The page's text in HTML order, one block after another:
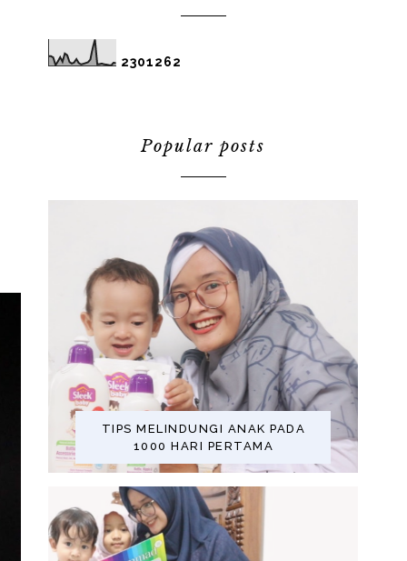
2301262
Popular posts
TIPS MELINDUNGI ANAK PADA
1000 HARI PERTAMA